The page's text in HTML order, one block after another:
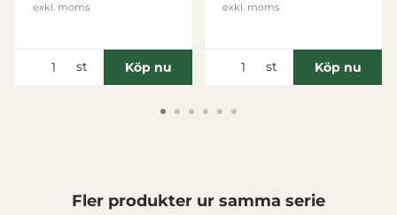
Visa detaljer
exkl. moms
st Köp nu
exkl. moms
st Köp nu
Fler produkter ur samma serie